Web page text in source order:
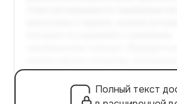
Полный текст